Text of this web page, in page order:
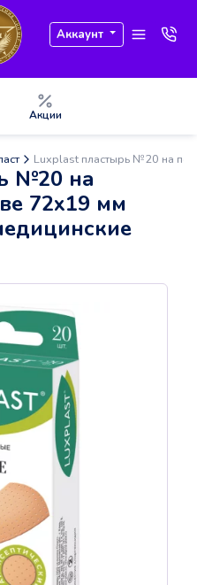
Аккаунт
Акции
Luxplast пластырь №20 на
№20 на
72х19 мм